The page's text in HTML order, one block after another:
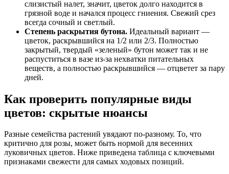
слизистый налет, значит, цветок долго находится в
грязной воде и начался процесс гниения. Свежий срез
всегда сочный и светлый.
Степень раскрытия бутона. Идеальный вариант —
цветок, раскрывшийся на 1/2 или 2/3. Полностью
закрытый, твердый «зеленый» бутон может так и не
распуститься в вазе из-за нехватки питательных
веществ, а полностью раскрывшийся — отцветет за пару
дней.
Как проверить популярные виды
цветов: скрытые нюансы
Разные семейства растений увядают по-разному. То, что
критично для розы, может быть нормой для весенних
луковичных цветов. Ниже приведена таблица с ключевыми
признаками свежести для самых ходовых позиций.